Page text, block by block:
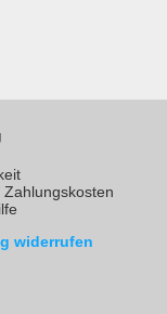
Zahlungskosten
widerrufen